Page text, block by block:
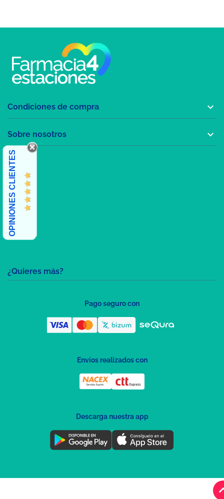
¿Quieres más?
Condiciones de compra 
Sobre nosotros 
OPINIONES CLIENTES
Pago seguro con
Envíos realizados con
Descarga nuestra app